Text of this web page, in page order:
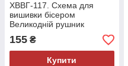
ХВВГ-117. Схема для
вишивки бісером
Великодній рушник
155 ₴
Купити